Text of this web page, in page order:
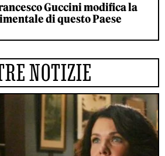
Guccini modifica la
di questo Paese
NOTIZIE